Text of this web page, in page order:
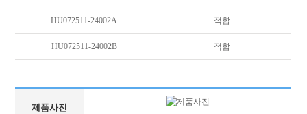
HU072511-24002A 적합
HU072511-24002B 적합
제품사진